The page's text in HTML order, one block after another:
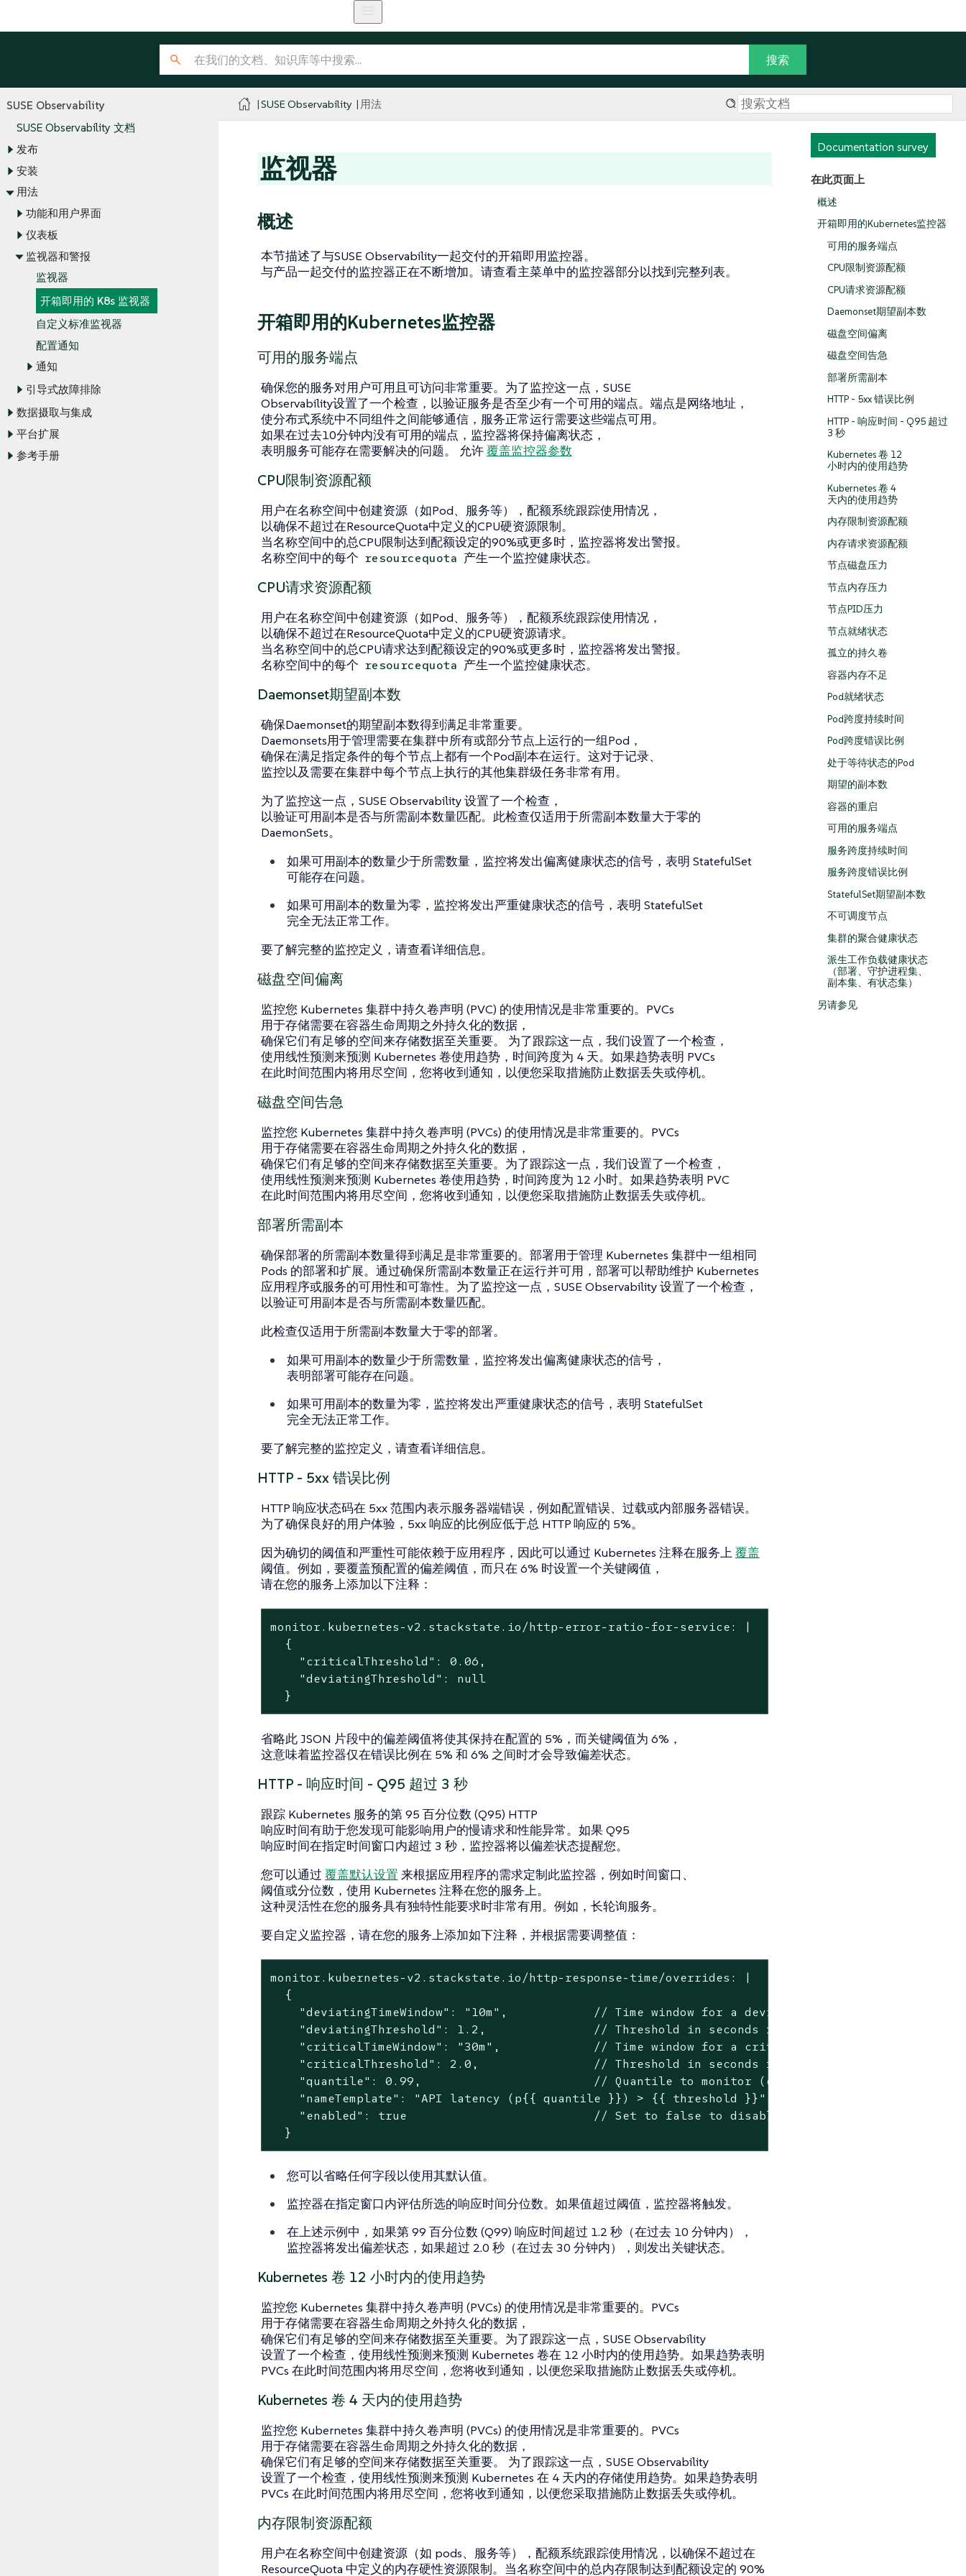
SUSE Observability
SUSE Observability 文档
发布
安装
用法
功能和用户界面
仪表板
监视器和警报
监视器
开箱即用的 K8s 监视器
自定义标准监视器
配置通知
通知
引导式故障排除
数据摄取与集成
平台扩展
参考手册
SUSE Observability 用法
Documentation survey
在此页面上
概述
开箱即用的Kubernetes监控器
可用的服务端点
CPU限制资源配额
CPU请求资源配额
Daemonset期望副本数
磁盘空间偏离
磁盘空间告急
部署所需副本
HTTP - 5xx 错误比例
HTTP - 响应时间 - Q95 超过
3 秒
Kubernetes 卷 12
小时内的使用趋势
Kubernetes 卷 4
天内的使用趋势
内存限制资源配额
内存请求资源配额
节点磁盘压力
节点内存压力
节点PID压力
节点就绪状态
孤立的持久卷
容器内存不足
Pod就绪状态
Pod跨度持续时间
Pod跨度错误比例
处于等待状态的Pod
期望的副本数
容器的重启
可用的服务端点
服务跨度持续时间
服务跨度错误比例
StatefulSet期望副本数
不可调度节点
集群的聚合健康状态
派生工作负载健康状态
（部署、守护进程集、
副本集、有状态集）
另请参见
监视器
概述
本节描述了与SUSE Observability一起交付的开箱即用监控器。
与产品一起交付的监控器正在不断增加。请查看主菜单中的监控器部分以找到完整列表。
开箱即用的Kubernetes监控器
可用的服务端点
确保您的服务对用户可用且可访问非常重要。为了监控这一点，SUSE
Observability设置了一个检查，以验证服务是否至少有一个可用的端点。端点是网络地址，
使分布式系统中不同组件之间能够通信，服务正常运行需要这些端点可用。
如果在过去10分钟内没有可用的端点，监控器将保持偏离状态，
表明服务可能存在需要解决的问题。 允许覆盖监控器参数
CPU限制资源配额
用户在名称空间中创建资源（如Pod、服务等），配额系统跟踪使用情况，
以确保不超过在ResourceQuota中定义的CPU硬资源限制。
当名称空间中的总CPU限制达到配额设定的90%或更多时，监控器将发出警报。
名称空间中的每个 resourcequota 产生一个监控健康状态。
CPU请求资源配额
用户在名称空间中创建资源（如Pod、服务等），配额系统跟踪使用情况，
以确保不超过在ResourceQuota中定义的CPU硬资源请求。
当名称空间中的总CPU请求达到配额设定的90%或更多时，监控器将发出警报。
名称空间中的每个 resourcequota 产生一个监控健康状态。
Daemonset期望副本数
确保Daemonset的期望副本数得到满足非常重要。
Daemonsets用于管理需要在集群中所有或部分节点上运行的一组Pod，
确保在满足指定条件的每个节点上都有一个Pod副本在运行。这对于记录、
监控以及需要在集群中每个节点上执行的其他集群级任务非常有用。
为了监控这一点，SUSE Observability 设置了一个检查，
以验证可用副本是否与所需副本数量匹配。此检查仅适用于所需副本数量大于零的
DaemonSets。
如果可用副本的数量少于所需数量，监控将发出偏离健康状态的信号，表明 StatefulSet
可能存在问题。
如果可用副本的数量为零，监控将发出严重健康状态的信号，表明 StatefulSet
完全无法正常工作。
要了解完整的监控定义，请查看详细信息。
磁盘空间偏离
监控您 Kubernetes 集群中持久卷声明 (PVC) 的使用情况是非常重要的。PVCs
用于存储需要在容器生命周期之外持久化的数据，
确保它们有足够的空间来存储数据至关重要。 为了跟踪这一点，我们设置了一个检查，
使用线性预测来预测 Kubernetes 卷使用趋势，时间跨度为 4 天。如果趋势表明 PVCs
在此时间范围内将用尽空间，您将收到通知，以便您采取措施防止数据丢失或停机。
磁盘空间告急
监控您 Kubernetes 集群中持久卷声明 (PVCs) 的使用情况是非常重要的。PVCs
用于存储需要在容器生命周期之外持久化的数据，
确保它们有足够的空间来存储数据至关重要。为了跟踪这一点，我们设置了一个检查，
使用线性预测来预测 Kubernetes 卷使用趋势，时间跨度为 12 小时。如果趋势表明 PVC
在此时间范围内将用尽空间，您将收到通知，以便您采取措施防止数据丢失或停机。
部署所需副本
确保部署的所需副本数量得到满足是非常重要的。部署用于管理 Kubernetes 集群中一组相同
Pods 的部署和扩展。通过确保所需副本数量正在运行并可用，部署可以帮助维护 Kubernetes
应用程序或服务的可用性和可靠性。为了监控这一点，SUSE Observability 设置了一个检查，
以验证可用副本是否与所需副本数量匹配。
此检查仅适用于所需副本数量大于零的部署。
如果可用副本的数量少于所需数量，监控将发出偏离健康状态的信号，
表明部署可能存在问题。
如果可用副本的数量为零，监控将发出严重健康状态的信号，表明 StatefulSet
完全无法正常工作。
要了解完整的监控定义，请查看详细信息。
HTTP - 5xx 错误比例
HTTP 响应状态码在 5xx 范围内表示服务器端错误，例如配置错误、过载或内部服务器错误。
为了确保良好的用户体验，5xx 响应的比例应低于总 HTTP 响应的 5%。
因为确切的阈值和严重性可能依赖于应用程序，因此可以通过 Kubernetes 注释在服务上覆盖
阈值。例如，要覆盖预配置的偏差阈值，而只在 6% 时设置一个关键阈值，
请在您的服务上添加以下注释：
monitor.kubernetes-v2.stackstate.io/http-error-ratio-for-service: |
  {
    "criticalThreshold": 0.06,
    "deviatingThreshold": null
  }
省略此 JSON 片段中的偏差阈值将使其保持在配置的 5%，而关键阈值为 6%，
这意味着监控器仅在错误比例在 5% 和 6% 之间时才会导致偏差状态。
HTTP - 响应时间 - Q95 超过 3 秒
跟踪 Kubernetes 服务的第 95 百分位数 (Q95) HTTP
响应时间有助于您发现可能影响用户的慢请求和性能异常。如果 Q95
响应时间在指定时间窗口内超过 3 秒，监控器将以偏差状态提醒您。
您可以通过 覆盖默认设置 来根据应用程序的需求定制此监控器，例如时间窗口、
阈值或分位数，使用 Kubernetes 注释在您的服务上。
这种灵活性在您的服务具有独特性能要求时非常有用。例如，长轮询服务。
要自定义监控器，请在您的服务上添加如下注释，并根据需要调整值：
monitor.kubernetes-v2.stackstate.io/http-response-time/overrides: |
  {
"deviatingTimeWindow": "10m",            // Time window for a deviating state (e.g., "10m",
    "deviatingThreshold": 1.2,               // Threshold in seconds for a deviating state
    "criticalTimeWindow": "30m",             // Time window for a critical state
    "criticalThreshold": 2.0,                // Threshold in seconds for a critical state
    "quantile": 0.99,                        // Quantile to monitor (e.g., 0.95, 0.99)
    "nameTemplate": "API latency (p{{ quantile }}) > {{ threshold }}", // Custom monitor name
"enabled": true                          // Set to false to disable this monitor for the
  }
您可以省略任何字段以使用其默认值。
监控器在指定窗口内评估所选的响应时间分位数。如果值超过阈值，监控器将触发。
在上述示例中，如果第 99 百分位数 (Q99) 响应时间超过 1.2 秒（在过去 10 分钟内），
监控器将发出偏差状态，如果超过 2.0 秒（在过去 30 分钟内），则发出关键状态。
Kubernetes 卷 12 小时内的使用趋势
监控您 Kubernetes 集群中持久卷声明 (PVCs) 的使用情况是非常重要的。PVCs
用于存储需要在容器生命周期之外持久化的数据，
确保它们有足够的空间来存储数据至关重要。为了跟踪这一点，SUSE Observability
设置了一个检查，使用线性预测来预测 Kubernetes 卷在 12 小时内的使用趋势。如果趋势表明
PVCs 在此时间范围内将用尽空间，您将收到通知，以便您采取措施防止数据丢失或停机。
Kubernetes 卷 4 天内的使用趋势
监控您 Kubernetes 集群中持久卷声明 (PVCs) 的使用情况是非常重要的。PVCs
用于存储需要在容器生命周期之外持久化的数据，
确保它们有足够的空间来存储数据至关重要。 为了跟踪这一点，SUSE Observability
设置了一个检查，使用线性预测来预测 Kubernetes 在 4 天内的存储使用趋势。如果趋势表明
PVCs 在此时间范围内将用尽空间，您将收到通知，以便您采取措施防止数据丢失或停机。
内存限制资源配额
用户在名称空间中创建资源（如 pods、服务等），配额系统跟踪使用情况，以确保不超过在
ResourceQuota 中定义的内存硬性资源限制。当名称空间中的总内存限制达到配额设定的 90%